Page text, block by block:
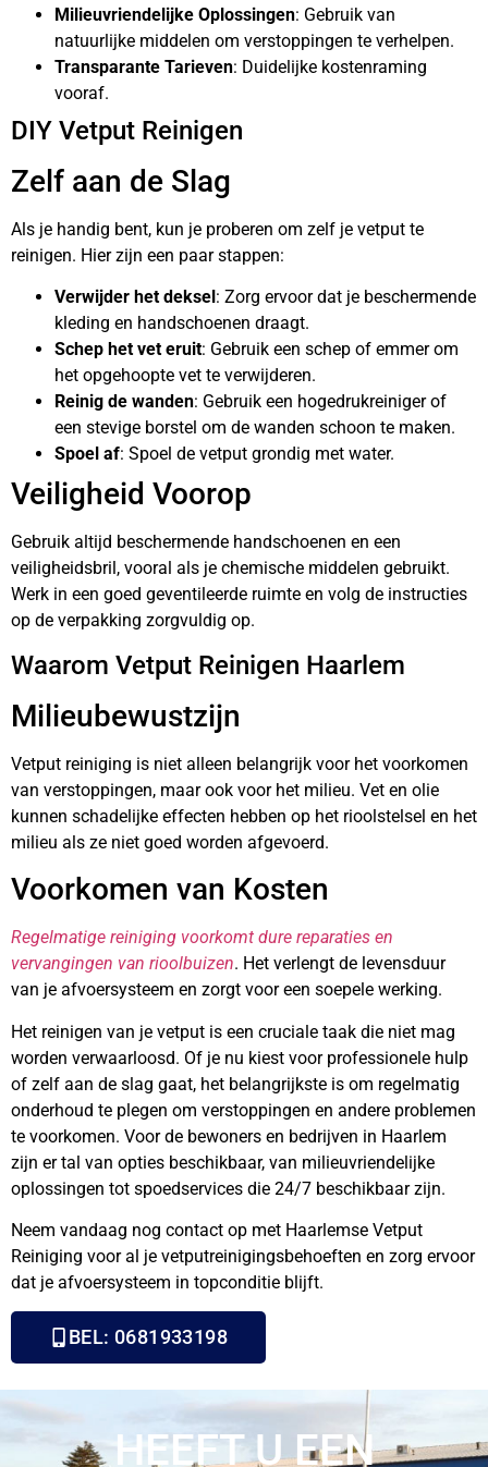
Milieuvriendelijke Oplossingen: Gebruik van
natuurlijke middelen om verstoppingen te verhelpen.
Transparante Tarieven: Duidelijke kostenraming
vooraf.
DIY Vetput Reinigen
Zelf aan de Slag
Als je handig bent, kun je proberen om zelf je vetput te
reinigen. Hier zijn een paar stappen:
Verwijder het deksel : Zorg ervoor dat je beschermende
kleding en handschoenen draagt.
Schep het vet eruit: Gebruik een schep of emmer om
het opgehoopte vet te verwijderen.
Reinig de wanden: Gebruik een hogedrukreiniger of
een stevige borstel om de wanden schoon te maken.
Spoel af: Spoel de vetput grondig met water.
Veiligheid Voorop
Gebruik altijd beschermende handschoenen en een
veiligheidsbril, vooral als je chemische middelen gebruikt.
Werk in een goed geventileerde ruimte en volg de instructies
op de verpakking zorgvuldig op.
Waarom Vetput Reinigen Haarlem
Milieubewustzijn
Vetput reiniging is niet alleen belangrijk voor het voorkomen
van verstoppingen, maar ook voor het milieu. Vet en olie
kunnen schadelijke effecten hebben op het rioolstelsel en het
milieu als ze niet goed worden afgevoerd.
Voorkomen van Kosten
Regelmatige reiniging voorkomt dure reparaties en
vervangingen van rioolbuizen. Het verlengt de levensduur
van je afvoersysteem en zorgt voor een soepele werking.
Het reinigen van je vetput is een cruciale taak die niet mag
worden verwaarloosd. Of je nu kiest voor professionele hulp
of zelf aan de slag gaat, het belangrijkste is om regelmatig
onderhoud te plegen om verstoppingen en andere problemen
te voorkomen. Voor de bewoners en bedrijven in Haarlem
zijn er tal van opties beschikbaar, van milieuvriendelijke
oplossingen tot spoedservices die 24/7 beschikbaar zijn.
Neem vandaag nog contact op met Haarlemse Vetput
Reiniging voor al je vetputreinigingsbehoeften en zorg ervoor
dat je afvoersysteem in topconditie blijft.
BEL: 0681933198
HEEFT U EEN